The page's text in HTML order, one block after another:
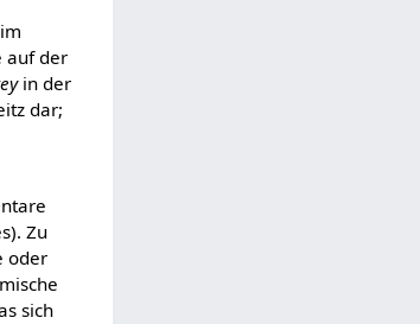
auf der
in der
dar;
Zu
oder
sich